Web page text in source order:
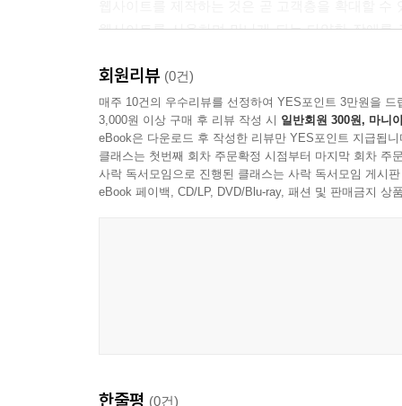
웹사이트를 사용하며 만나게 되는 다양한 장애
끊임없이 변화하는 웹 디바이스마다 디자인하지 말
하나의 경험을 다양한 측면으로 제공해야 한다.
접근 범위도 넓고, 사용하기도 편하고, 지속적으
몇 가지 더 보완해야 할 필요가 있다.
회원리뷰 (0건)
매주 10건의 우수리뷰를 선정하여 YES포인트 3만원을 드
3,000원 이상 구매 후 리뷰 작성 시 일반회원 300원, 마니
eBook은 다운로드 후 작성한 리뷰만 YES포인트 지급됩니
클래스는 첫번째 회차 주문확정 시점부터 마지막 회차 주
사락 독서모임으로 진행된 클래스는 사락 독서모임 게시
eBook 페이백, CD/LP, DVD/Blu-ray, 패션 및 판매금지 상
한줄평 (0건)